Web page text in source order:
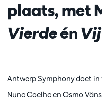
plaats, met
Vierdeén
Antwerp Symphony doet
Nuno Coelho en Osmo